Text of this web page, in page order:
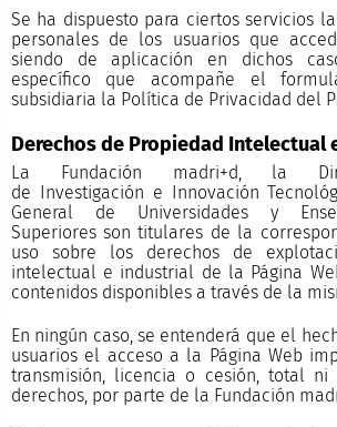
Se ha dispuesto para ciertos servicios
personales de los usuarios que
siendo de aplicación en dichos
específico que acompañe el
subsidiaria la Política de Privacidad del
Derechos de Propiedad Intelectual
La Fundación madri+d, la
de Investigación e Innovación
General de Universidades y
Superiores son titulares de la
uso sobre los derechos de
intelectual e industrial de la Página
contenidos disponibles a través de la
En ningún caso, se entenderá que el
usuarios el acceso a la Página Web
transmisión, licencia o cesión, total ni
derechos, por parte de la Fundación